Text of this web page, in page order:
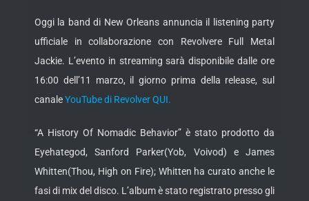
Oggi la band di New Orleans annuncia il listening party
ufficiale in collaborazione con Revolvere Full Metal
Jackie. L’evento in streaming sarà disponibile dalle ore
16:00 dell’11 marzo, il giorno prima della release, sul
canaleYouTube di Revolver QUI.
“A History Of Nomadic Behavior” è stato prodotto da
Eyehategod, Sanford Parker(Yob, Voivod) e James
Whitten(Thou, High on Fire); Whitten ha curato anche le
fasi di mix del disco. L’album è stato registrato presso gli